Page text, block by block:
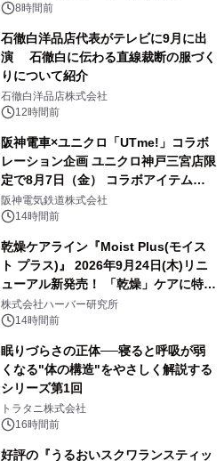
8時間前
石徹白洋品店代表がテレビに9月に出
演 石徹白に伝わる直線裁断の服づく
りについて紹介
石徹白洋品店株式会社
12時間前
阪神電車×ユニクロ「UTme!」コラボ
レーション企画 ユニクロ神戸三宮店限
定で8月7日（金） コラボアイテムが
発売決定！
阪神電気鉄道株式会社
14時間前
乾燥ケアライン『Moist Plus(モイス
ト プラス)』 2026年9月24日(木)リニ
ューアル新発売！ 「乾燥」ケアに特化
し、ライン使いで潤いに満ちた肌へ
株式会社ハーバー研究所
14時間前
眠りづらさの正体──寝ると呼吸が弱
くなる"体の構造"をやさしく解説する
シリーズ第1回
トラタニ株式会社
16時間前
好評の『うるおいスクワランスティッ